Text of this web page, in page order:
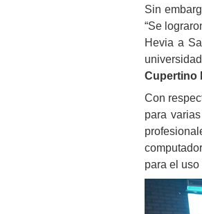
Sin
“Se
Hevia a
Cupertino
Con
para
para el